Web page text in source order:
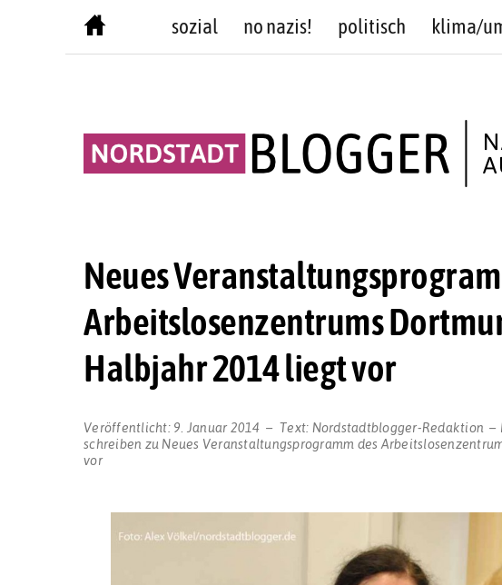
sozial no nazis! politisch klima/
Neues
Arbeitslosenzentrums
Halbjahr 2014 liegt vor
Veröffentlicht: 9. Januar 2014 Text: Nordstadtblogger-Redaktion
schreiben zu Neues Veranstaltungsprogramm des
vor